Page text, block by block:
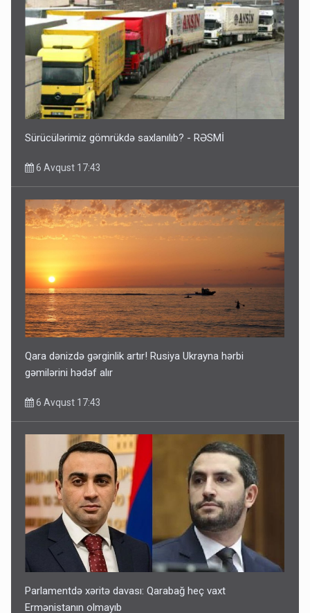
Sürücülərimiz gömrükdə saxlanılıb? - RƏSMİ
6 Avqust 17:43
Qara dənizdə gərginlik artır! Rusiya Ukrayna hərbi
gəmilərini hədəf alır
6 Avqust 17:43
Parlamentdə xəritə davası: Qarabağ heç vaxt
Ermənistanın olmayıb